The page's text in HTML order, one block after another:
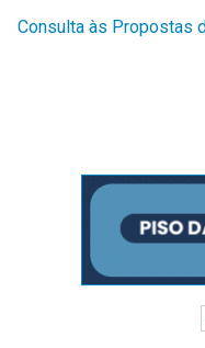
Consulta às Propostas